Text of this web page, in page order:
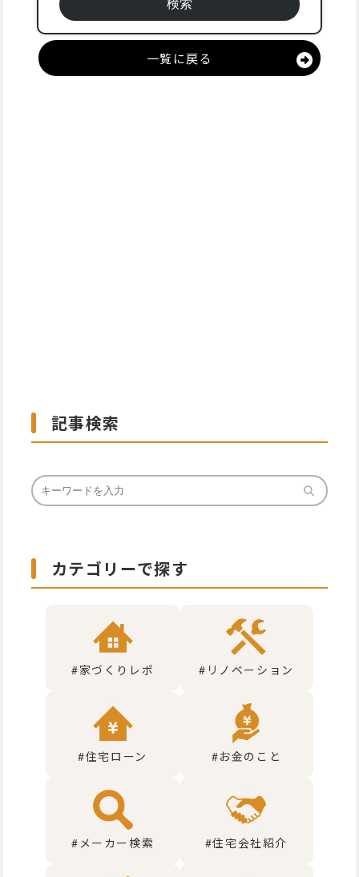
一覧に戻る
記事検索
カテゴリーで探す
#家づくりレポ #リノベーション
#住宅ローン #お金のこと
#メーカー検索 #住宅会社紹介